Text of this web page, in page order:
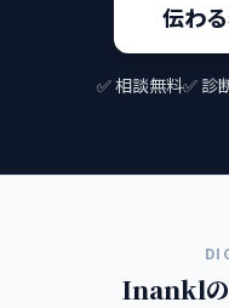
伝わ
✅ 相談無料✅ 診
Inanklの